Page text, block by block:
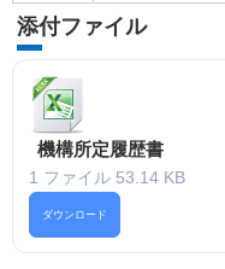
添付ファイル
機構所定履歴書
1 ファイル 53.14 KB
ダウンロード